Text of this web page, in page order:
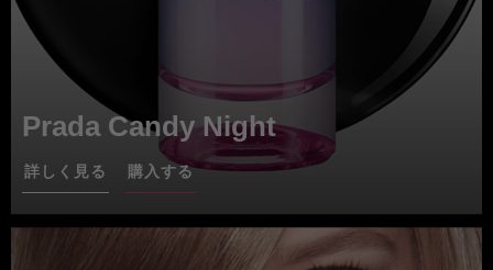
Prada Candy Night
詳しく見る 購入する